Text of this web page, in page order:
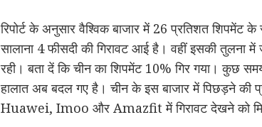
रिपोर्ट के अनुसार वैश्विक बाजार में 26 प्रतिशत शिपमेंट
सालाना 4 फीसदी की गिरावट आई है। वहीं इसकी तुलना में
रही। बता दें कि चीन का शिपमेंट 10% गिर गया। कुछ
हालात अब बदल गए है। चीन के इस बाजार में पिछड़ने
Huawei, Imoo और Amazfit में गिरावट देखने को